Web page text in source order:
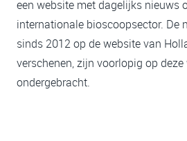
een website met dagelijks nieuws
internationale bioscoopsector. De
sinds 2012 op de website van
verschenen, zijn voorlopig op
ondergebracht.